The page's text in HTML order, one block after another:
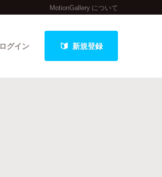
MotionGallery について
ログイン 新規登録